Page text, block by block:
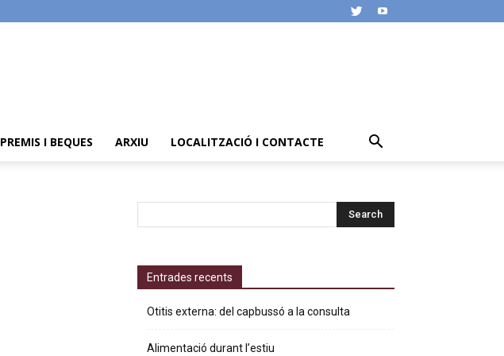
PREMIS I BEQUES ARXIU LOCALITZACIÓ I CONTACTE
Entrades recents
Otitis externa: del capbussó a la consulta
Alimentació durant l’estiu